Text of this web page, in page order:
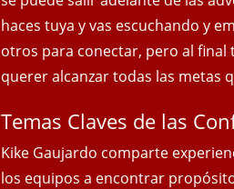
haces tuya y vas escuchando y
otros para conectar, pero al final
querer alcanzar todas las metas
Temas Claves de las
Kike Gaujardo comparte
los equipos a encontrar